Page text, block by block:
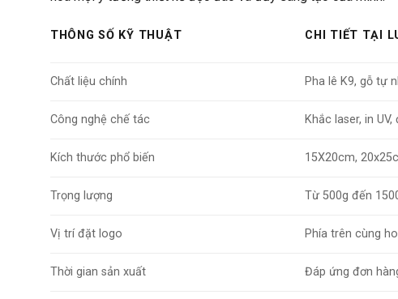
THÔNG SỐ KỸ THUẬT CHI TIẾT TẠI
Chất liệu chính Pha lê K9, gỗ tự
Công nghệ chế tác Khắc laser, in
Kích thước phổ biến 15X20cm,
Trọng lượng Từ 500g đến
Vị trí đặt logo Phía trên cùng
Thời gian sản xuất Đáp ứng đơn